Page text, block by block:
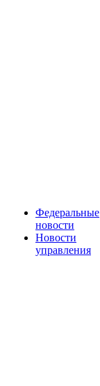
Федеральные
новости
Новости
управления